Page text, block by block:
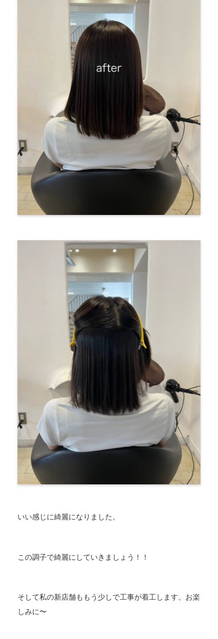
いい感じに綺麗になりました。
この調子で綺麗にしていきましょう！！
そして私の新店舗ももう少しで工事が着工します。お楽
しみに〜